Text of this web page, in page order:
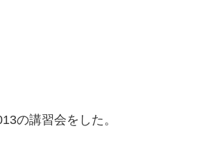
の講習会をした。